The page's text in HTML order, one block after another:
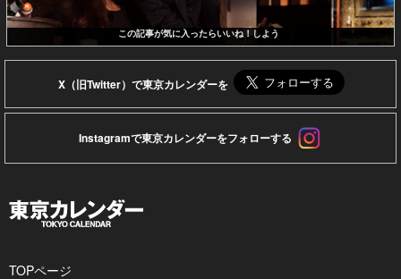
この記事が気に入ったらいいね！しよう
X（旧Twitter）で東京カレンダーを
Instagramで東京カレンダーをフォローする
TOPページ